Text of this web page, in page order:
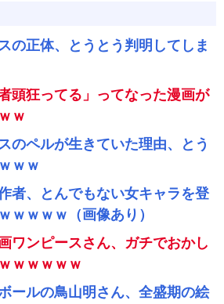
の正体、とうとう判明してしま
頭狂ってる」ってなった漫画が
ｗ
のペルが生きていた理由、とう
ｗｗ
者、とんでもない女キャラを登
ｗｗｗｗ（画像あり）
ワンピースさん、ガチでおかし
ｗｗｗｗｗ
ールの鳥山明さん、全盛期の絵